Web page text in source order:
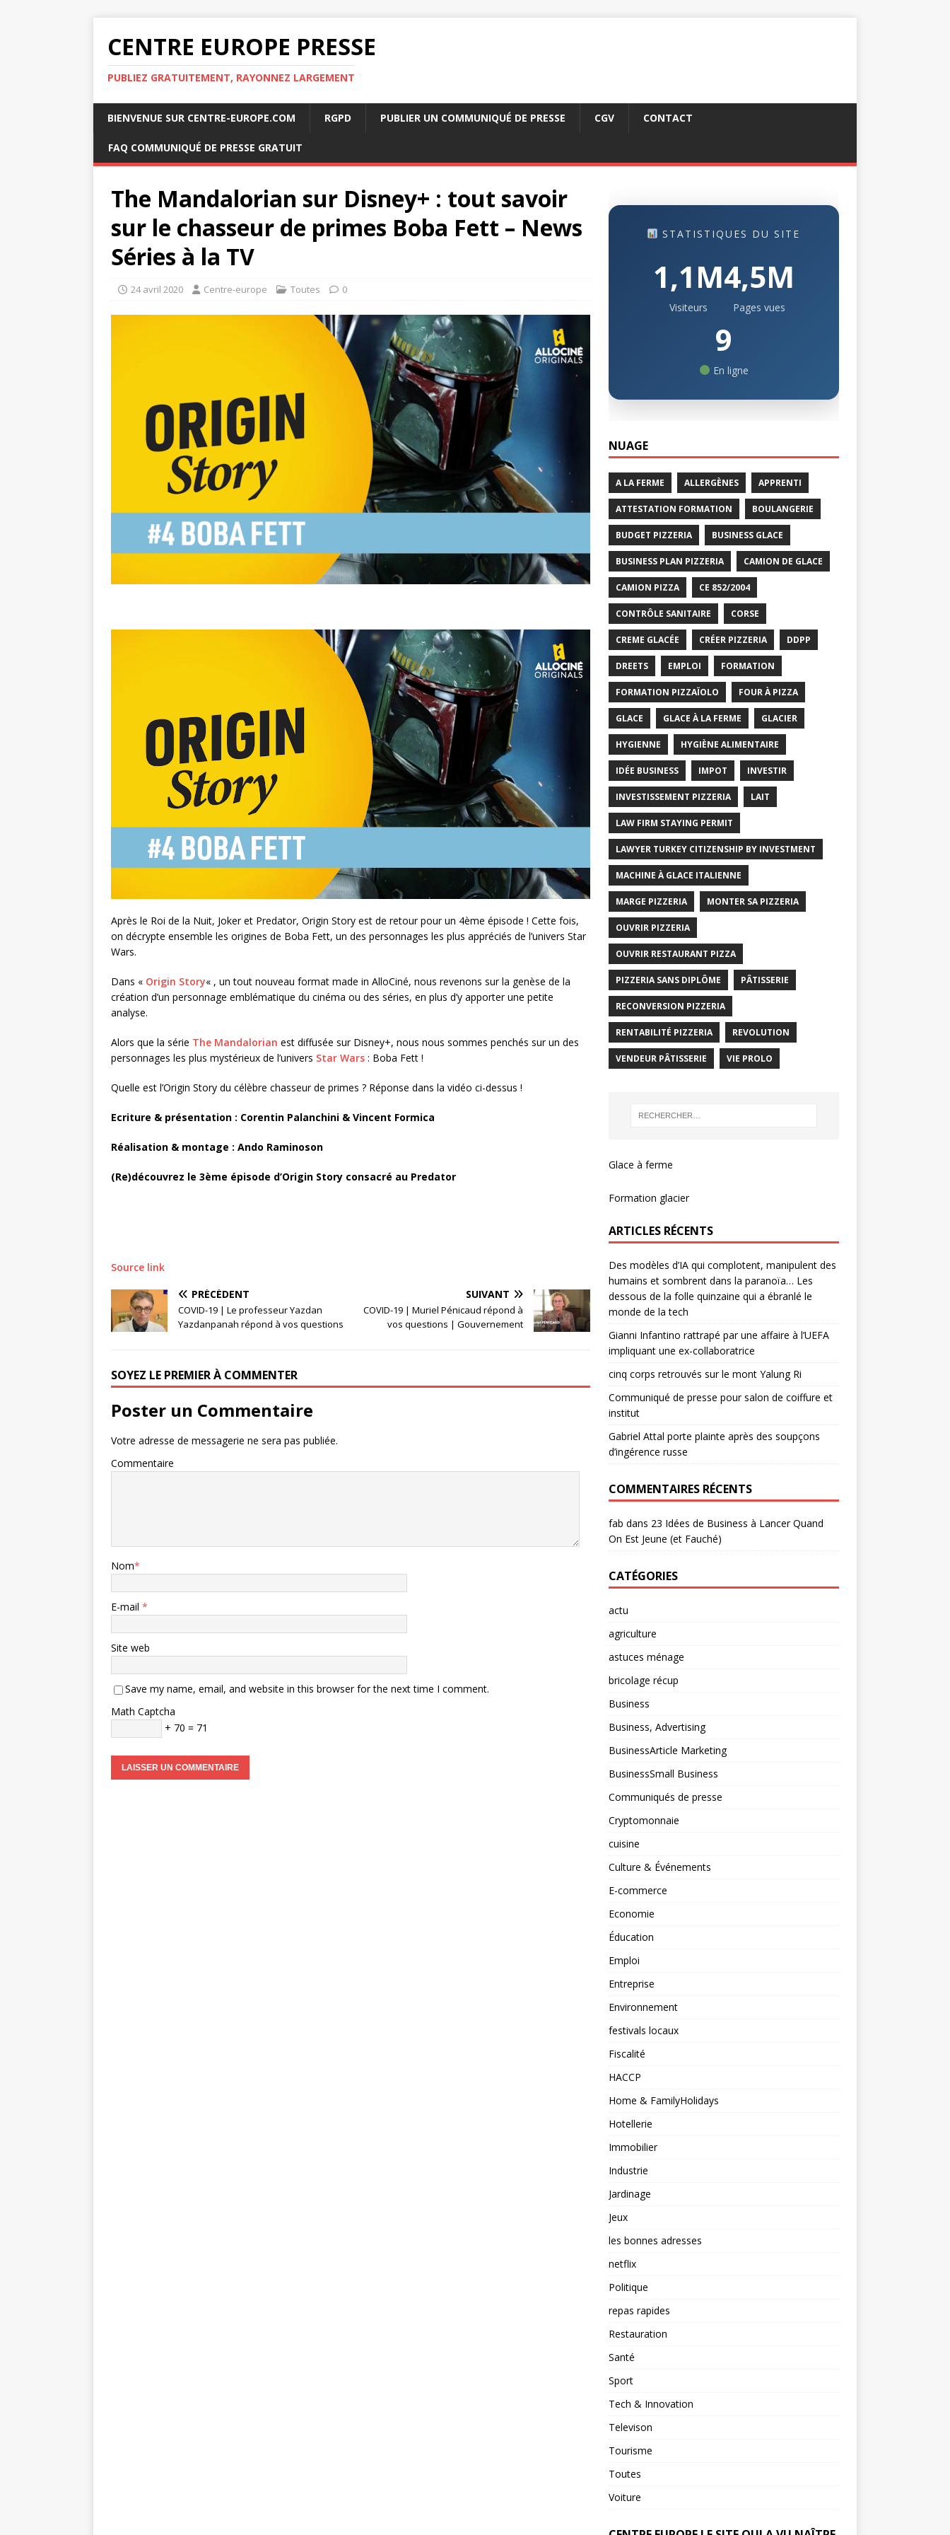
CENTRE EUROPE PRESSE
PUBLIEZ GRATUITEMENT, RAYONNEZ LARGEMENT
BIENVENUE SUR CENTRE-EUROPE.COM RGPD PUBLIER UN COMMUNIQUÉ DE PRESSE CGV CONTACT
FAQ COMMUNIQUÉ DE PRESSE GRATUIT
The Mandalorian sur Disney+ : tout savoir
sur le chasseur de primes Boba Fett – News
Séries à la TV
24 avril 2020 Centre-europe Toutes 0
Après le Roi de la Nuit, Joker et Predator, Origin Story est de retour pour un 4ème épisode ! Cette fois,
on décrypte ensemble les origines de Boba Fett, un des personnages les plus appréciés de l’univers Star
Wars.
Dans « Origin Story« , un tout nouveau format made in AlloCiné, nous revenons sur la genèse de la
création d’un personnage emblématique du cinéma ou des séries, en plus d’y apporter une petite
analyse.
Alors que la série The Mandalorian est diffusée sur Disney+, nous nous sommes penchés sur un des
personnages les plus mystérieux de l’univers Star Wars : Boba Fett !
Quelle est l’Origin Story du célèbre chasseur de primes ? Réponse dans la vidéo ci-dessus !
Ecriture & présentation : Corentin Palanchini & Vincent Formica
Réalisation & montage : Ando Raminoson
(Re)découvrez le 3ème épisode d’Origin Story consacré au Predator
Source link
PRÉCÉDENT
COVID-19 | Le professeur Yazdan
Yazdanpanah répond à vos questions
SUIVANT
COVID-19 | Muriel Pénicaud répond à
vos questions | Gouvernement
SOYEZ LE PREMIER À COMMENTER
Poster un Commentaire
Votre adresse de messagerie ne sera pas publiée.
Commentaire
Nom*
E-mail *
Site web
Save my name, email, and website in this browser for the next time I comment.
Math Captcha
+ 70 = 71
STATISTIQUES DU SITE
1,1M
Visiteurs
4,5M
Pages vues
9
En ligne
NUAGE
A LA FERME ALLERGÈNES APPRENTI
ATTESTATION FORMATION BOULANGERIE
BUDGET PIZZERIA BUSINESS GLACE
BUSINESS PLAN PIZZERIA CAMION DE GLACE
CAMION PIZZA CE 852/2004
CONTRÔLE SANITAIRE CORSE
CREME GLACÉE CRÉER PIZZERIA DDPP
DREETS EMPLOI FORMATION
FORMATION PIZZAÏOLO FOUR À PIZZA
GLACE GLACE À LA FERME GLACIER
HYGIENNE HYGIÈNE ALIMENTAIRE
IDÉE BUSINESS IMPOT INVESTIR
INVESTISSEMENT PIZZERIA LAIT
LAW FIRM STAYING PERMIT
LAWYER TURKEY CITIZENSHIP BY INVESTMENT
MACHINE À GLACE ITALIENNE
MARGE PIZZERIA MONTER SA PIZZERIA
OUVRIR PIZZERIA
OUVRIR RESTAURANT PIZZA
PIZZERIA SANS DIPLÔME PÂTISSERIE
RECONVERSION PIZZERIA
RENTABILITÉ PIZZERIA REVOLUTION
VENDEUR PÂTISSERIE VIE PROLO
Glace à ferme
Formation glacier
ARTICLES RÉCENTS
Des modèles d’IA qui complotent, manipulent des
humains et sombrent dans la paranoïa… Les
dessous de la folle quinzaine qui a ébranlé le
monde de la tech
Gianni Infantino rattrapé par une affaire à l’UEFA
impliquant une ex-collaboratrice
cinq corps retrouvés sur le mont Yalung Ri
Communiqué de presse pour salon de coiffure et
institut
Gabriel Attal porte plainte après des soupçons
d’ingérence russe
COMMENTAIRES RÉCENTS
fab dans 23 Idées de Business à Lancer Quand
On Est Jeune (et Fauché)
CATÉGORIES
actu
agriculture
astuces ménage
bricolage récup
Business
Business, Advertising
BusinessArticle Marketing
BusinessSmall Business
Communiqués de presse
Cryptomonnaie
cuisine
Culture & Événements
E-commerce
Economie
Éducation
Emploi
Entreprise
Environnement
festivals locaux
Fiscalité
HACCP
Home & FamilyHolidays
Hotellerie
Immobilier
Industrie
Jardinage
Jeux
les bonnes adresses
netflix
Politique
repas rapides
Restauration
Santé
Sport
Tech & Innovation
Televison
Tourisme
Toutes
Voiture